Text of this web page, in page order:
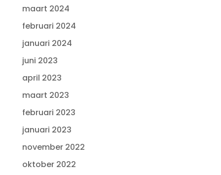
maart 2024
februari 2024
januari 2024
juni 2023
april 2023
maart 2023
februari 2023
januari 2023
november 2022
oktober 2022